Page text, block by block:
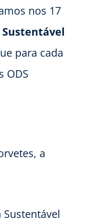
nos 17
para cada
ODS
a